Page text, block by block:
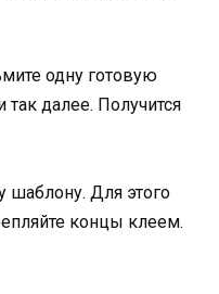
одну готовую
так далее. Получится
шаблону. Для этого
концы клеем.